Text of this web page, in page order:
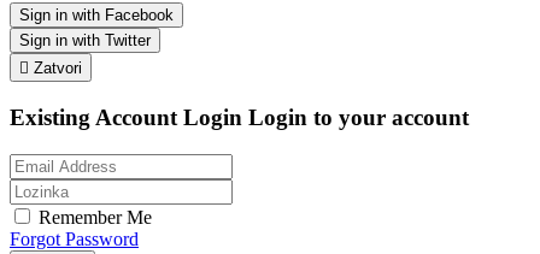
Sign in with Facebook
Sign in with Twitter
 Zatvori
Existing Account Login Login to your account
Remember Me
Forgot Password